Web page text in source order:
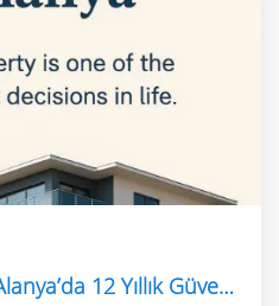
Alanya Home Emlak: Alanya’da 12 Yıllık Güvenilir Hizmet